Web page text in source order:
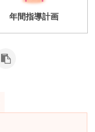
年間指導計画